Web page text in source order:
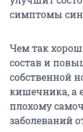
симптомы
Чем так
состав и
собственной
кишечника, а
плохому
заболеваний